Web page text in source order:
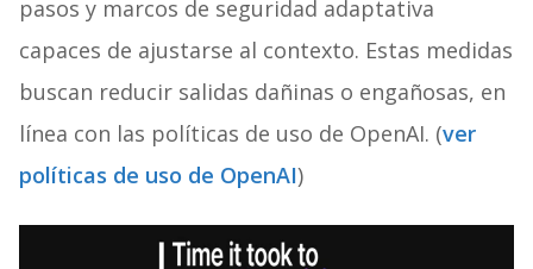
pasos y marcos de seguridad adaptativa
capaces de ajustarse al contexto. Estas medidas
buscan reducir salidas dañinas o engañosas, en
línea con las políticas de uso de OpenAI. (ver
políticas de uso de OpenAI)